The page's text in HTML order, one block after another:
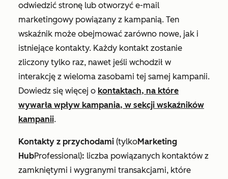
odwiedzić stronę lub otworzyć e-mail
marketingowy powiązany z kampanią. Ten
wskaźnik może obejmować zarówno nowe, jak i
istniejące kontakty. Każdy kontakt zostanie
zliczony tylko raz, nawet jeśli wchodził w
interakcję z wieloma zasobami tej samej kampanii.
Dowiedz się więcej o kontaktach, na które
wywarła wpływ kampania, w sekcji wskaźników
kampanii.
Kontakty z przychodami (tylkoMarketing
HubProfessional): liczba powiązanych kontaktów z
zamkniętymi i wygranymi transakcjami, które